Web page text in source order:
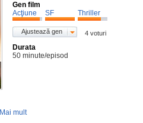
Gen film
Acţiune
SF Thriller
Ajustează gen 4 voturi
Durata
50 minute/episod
Mai mult